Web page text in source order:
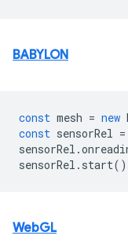
BABYLON
const mesh = new
const sensorRel =
sensorRel .
sensorRel . start
WebGL